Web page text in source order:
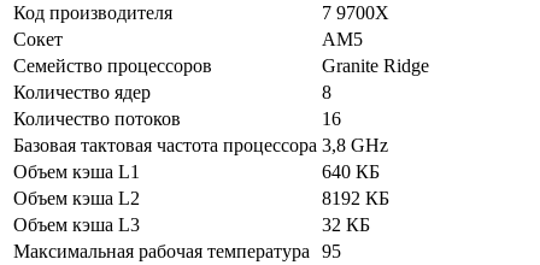
Код производителя
7 9700X
Сокет
AM5
Семейство процессоров
Granite Ridge
Количество ядер
8
Количество потоков
16
Базовая тактовая частота процессора 3,8 GHz
Объем кэша L1
640 КБ
Объем кэша L2
8192 КБ
Объем кэша L3
32 КБ
Максимальная рабочая температура
95